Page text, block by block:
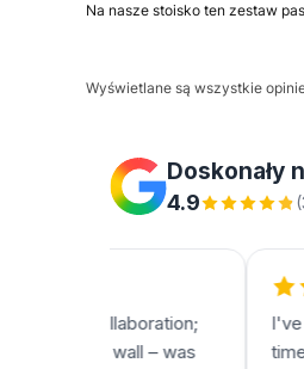
Na nasze stoisko ten zestaw
Wyświetlane są wszystkie